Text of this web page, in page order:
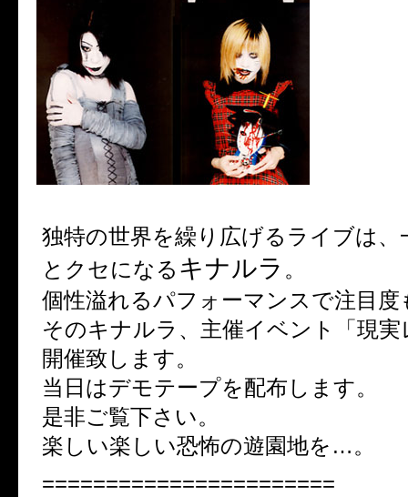
独特の世界を繰り広げるライブは、
とクセになる キナルラ 。
個性溢れるパフォーマンスで注目度
そのキナルラ、主催イベント「現
開催致します。
当日はデモテープを配布します。
是非ご覧下さい。
楽しい楽しい恐怖の遊園地を…。
=======================